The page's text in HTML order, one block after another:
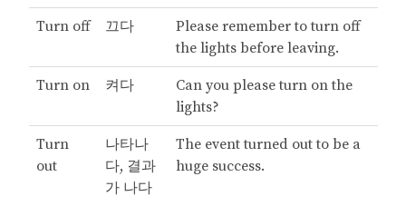
Turn off 끄다
Please remember to turn off
the lights before leaving.
Turn on 켜다
Can you please turn on the
lights?
Turn
out
나타나
다, 결과
가 나다
The event turned out to be a
huge success.